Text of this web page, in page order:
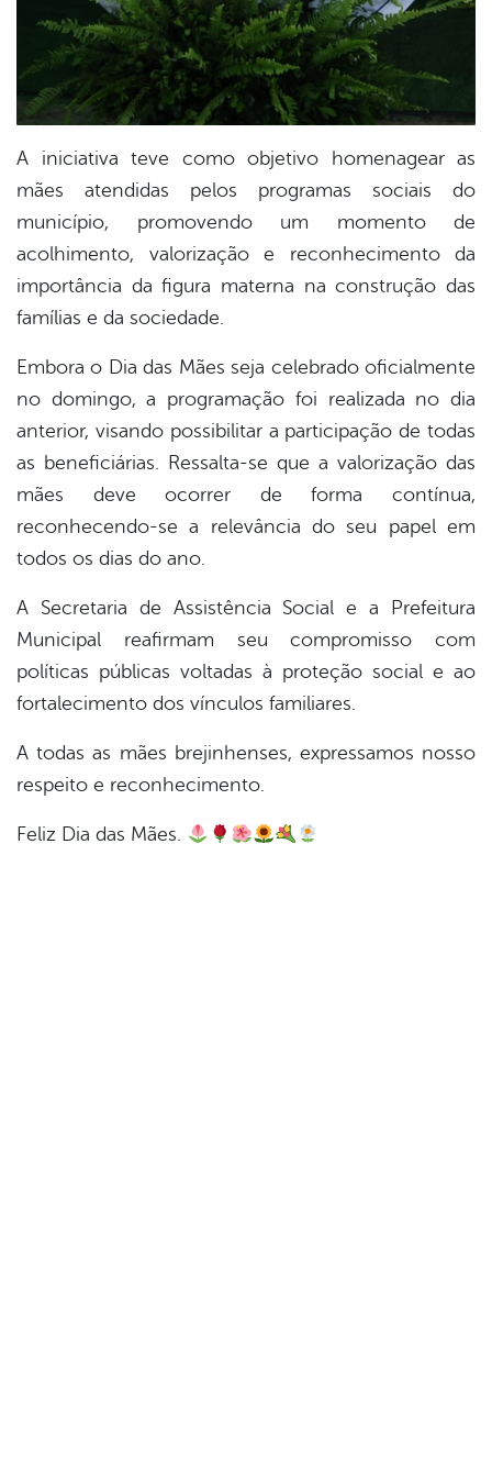
A iniciativa teve como objetivo homenagear as
mães atendidas pelos programas sociais do
município, promovendo um momento de
acolhimento, valorização e reconhecimento da
importância da figura materna na construção das
famílias e da sociedade.
Embora o Dia das Mães seja celebrado oficialmente
no domingo, a programação foi realizada no dia
anterior, visando possibilitar a participação de todas
as beneficiárias. Ressalta-se que a valorização das
mães deve ocorrer de forma contínua,
reconhecendo-se a relevância do seu papel em
todos os dias do ano.
A Secretaria de Assistência Social e a Prefeitura
Municipal reafirmam seu compromisso com
políticas públicas voltadas à proteção social e ao
fortalecimento dos vínculos familiares.
A todas as mães brejinhenses, expressamos nosso
respeito e reconhecimento.
Feliz Dia das Mães.